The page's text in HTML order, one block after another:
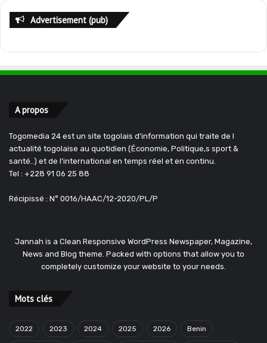
Advertisement (pub)
A propos
Togomedia 24 est un site togolais d'information qui traite de l
actualité togolaise au quotidien (Économie, Politique,s sport &
santé..) et de l'international en temps réel et en continu.
Tel : +228 91 06 25 88
Récipissé : N° 0016/HAAC/12-2020/PL/P
Jannah is a Clean Responsive WordPress Newspaper, Magazine,
News and Blog theme. Packed with options that allow you to
completely customize your website to your needs.
Mots clés
2022 2023 2024 2025 2026 Benin